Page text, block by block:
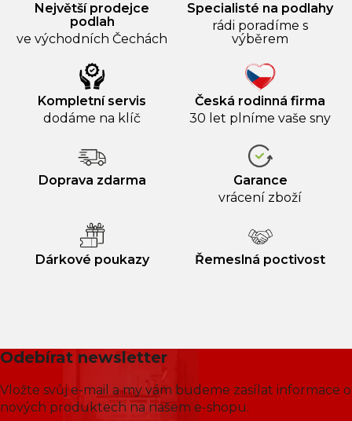
Největší prodejce
podlah
ve východních Čechách
Specialisté na podlahy
rádi poradíme s
výběrem
Kompletní servis
dodáme na klíč
Česká rodinná firma
30 let plníme vaše sny
Doprava zdarma
Garance
vrácení zboží
Dárkové poukazy Řemeslná poctivost
Odebírat newsletter
Vložte svůj e-mail a my vám budeme zasílat informace o
nových produktech na našem e-shopu.